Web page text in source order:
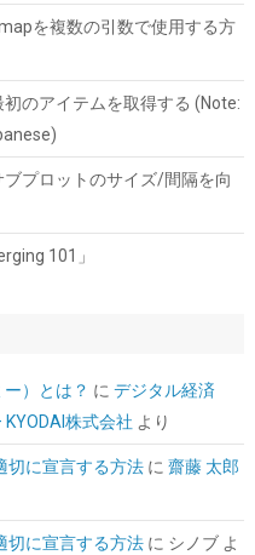
フルモジュラー 12V-2x6
06 04:03 GMT +09:00 時点 -詳細はこ
5Gbps 6TB容量 USB3.0
USB A-Micro B/9.5mm以下
機能を搭載/
/コンパク
08-06 04:03 GMT +09:00 時点 -
詳細は
を複数の引数で使用する方
のアイテムを取得する (Note:
プロットのサイズ/間隔を向
101」
）とは？ に デジタル経済
株式会社 より
切に宣言する方法に 齋藤 太郎
切に宣言する方法に シノブよ